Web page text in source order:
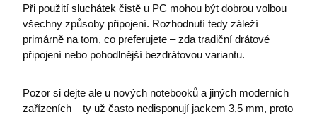
Při použití sluchátek čistě u PC mohou být dobrou volbou
všechny způsoby připojení. Rozhodnutí tedy záleží
primárně na tom, co preferujete – zda tradiční drátové
připojení nebo pohodlnější bezdrátovou variantu.
Pozor si dejte ale u nových notebooků a jiných moderních
zařízeních – ty už často nedisponují jackem 3,5 mm, proto
I6_FRMMEM eshop.premocz.eu
I6FAVOURCOUNT eshop.premocz.eu